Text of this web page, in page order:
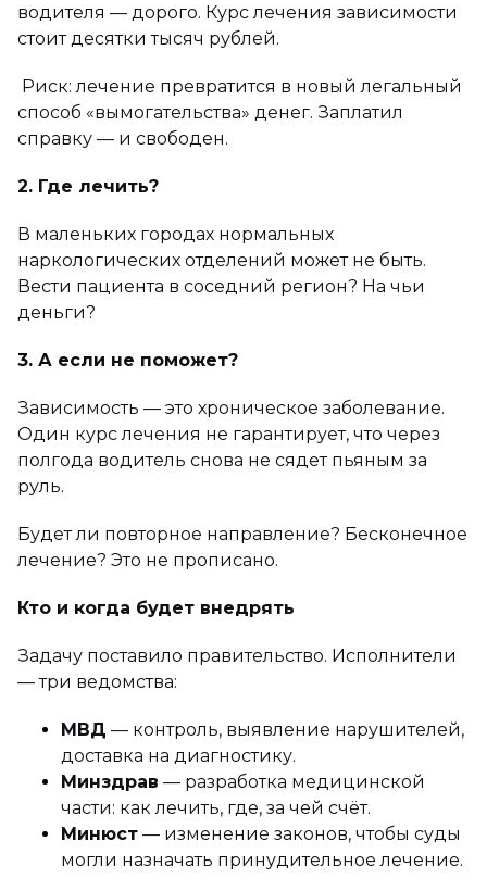
водителя — дорого. Курс лечения зависимости
стоит десятки тысяч рублей.
Риск: лечение превратится в новый легальный
способ «вымогательства» денег. Заплатил
справку — и свободен.
2. Где лечить?
В маленьких городах нормальных
наркологических отделений может не быть.
Вести пациента в соседний регион? На чьи
деньги?
3. А если не поможет?
Зависимость — это хроническое заболевание.
Один курс лечения не гарантирует, что через
полгода водитель снова не сядет пьяным за
руль.
Будет ли повторное направление? Бесконечное
лечение? Это не прописано.
Кто и когда будет внедрять
Задачу поставило правительство. Исполнители
— три ведомства:
МВД — контроль, выявление нарушителей,
доставка на диагностику.
Минздрав — разработка медицинской
части: как лечить, где, за чей счёт.
Минюст — изменение законов, чтобы суды
могли назначать принудительное лечение.